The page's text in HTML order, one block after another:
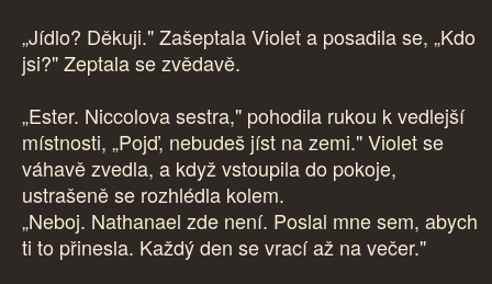
„Jídlo? Děkuji." Zašeptala Violet a posadila se, „Kdo
jsi?" Zeptala se zvědavě.
„Ester. Niccolova sestra," pohodila rukou k vedlejší
místnosti, „Pojď, nebudeš jíst na zemi." Violet se
váhavě zvedla, a když vstoupila do pokoje,
ustrašeně se rozhlédla kolem.
„Neboj. Nathanael zde není. Poslal mne sem, abych
ti to přinesla. Každý den se vrací až na večer."